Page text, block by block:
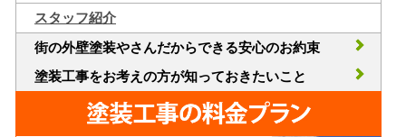
スタッフ紹介
街の外壁塗装やさんだからできる安心のお約束
塗装工事をお考えの方が知っておきたいこと